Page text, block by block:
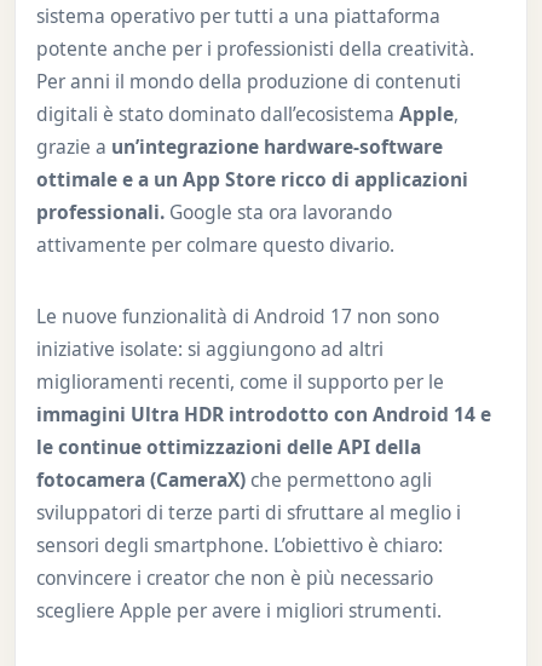
sistema operativo per tutti a una piattaforma
potente anche per i professionisti della creatività.
Per anni il mondo della produzione di contenuti
digitali è stato dominato dall’ecosistema Apple,
grazie a un’integrazione hardware-software
ottimale e a un App Store ricco di applicazioni
professionali.Google sta ora lavorando
attivamente per colmare questo divario.
Le nuove funzionalità di Android 17 non sono
iniziative isolate: si aggiungono ad altri
miglioramenti recenti, come il supporto per le
immagini Ultra HDR introdotto con Android 14 e
le continue ottimizzazioni delle API della
fotocamera (CameraX)che permettono agli
sviluppatori di terze parti di sfruttare al meglio i
sensori degli smartphone. L’obiettivo è chiaro:
convincere i creator che non è più necessario
scegliere Apple per avere i migliori strumenti.